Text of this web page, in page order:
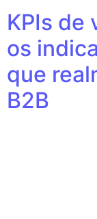
KPIs de
os
que
B2B